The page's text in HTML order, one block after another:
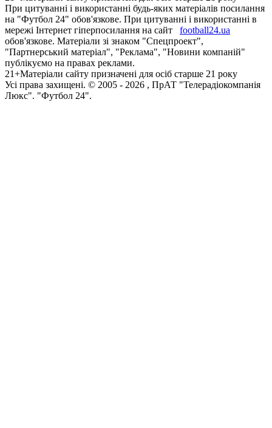
При цитуванні і використанні будь-яких матеріалів посилання
на "Футбол 24" обов'язкове. При цитуванні і використанні в
мережі Інтернет гіперпосилання на сайт
football24.ua
обов'язкове. Матеріали зі знаком "Спецпроект",
"Партнерський матеріал", "Реклама", "Новини компаній"
публікуємо на правах реклами.
21+Матеріали сайту призначені для осіб старше 21 року
Усi права захищенi. © 2005 - 2026 , ПрАТ "Телерадіокомпанія
Люкс". "Футбол 24".